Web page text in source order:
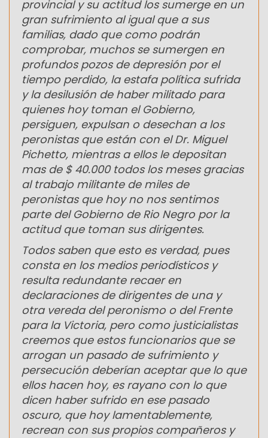
provincial y su actitud los sumerge en un
gran sufrimiento al igual que a sus
familias, dado que como podrán
comprobar, muchos se sumergen en
profundos pozos de depresión por el
tiempo perdido, la estafa política sufrida
y la desilusión de haber militado para
quienes hoy toman el Gobierno,
persiguen, expulsan o desechan a los
peronistas que están con el Dr. Miguel
Pichetto, mientras a ellos le depositan
mas de $ 40.000 todos los meses gracias
al trabajo militante de miles de
peronistas que hoy no nos sentimos
parte del Gobierno de Rio Negro por la
actitud que toman sus dirigentes.
Todos saben que esto es verdad, pues
consta en los medios periodísticos y
resulta redundante recaer en
declaraciones de dirigentes de una y
otra vereda del peronismo o del Frente
para la Victoria, pero como justicialistas
creemos que estos funcionarios que se
arrogan un pasado de sufrimiento y
persecución deberían aceptar que lo que
ellos hacen hoy, es rayano con lo que
dicen haber sufrido en ese pasado
oscuro, que hoy lamentablemente,
recrean con sus propios compañeros y